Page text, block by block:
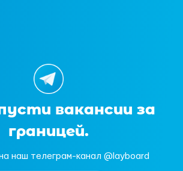
вакансии за
границей.
наш телеграм-канал @layboard